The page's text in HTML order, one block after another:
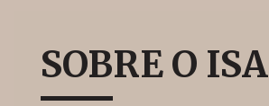
SOBRE O ISA